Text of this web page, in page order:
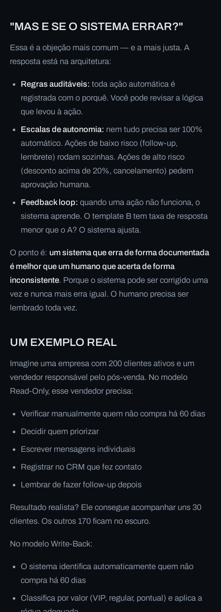
"MAS E SE O SISTEMA ERRAR?"
Essa é a objeção mais comum — e a mais justa. A
resposta está na arquitetura:
Regras auditáveis: toda ação automática é
registrada com o porquê. Você pode revisar a lógica
que levou à ação.
Escalas de autonomia: nem tudo precisa ser 100%
automático. Ações de baixo risco (follow-up,
lembrete) rodam sozinhas. Ações de alto risco
(desconto acima de 20%, cancelamento) pedem
aprovação humana.
Feedback loop: quando uma ação não funciona, o
sistema aprende. O template B tem taxa de resposta
menor que o A? O sistema ajusta.
O ponto é: um sistema que erra de forma documentada
é melhor que um humano que acerta de forma
inconsistente. Porque o sistema pode ser corrigido uma
vez e nunca mais erra igual. O humano precisa ser
lembrado toda vez.
UM EXEMPLO REAL
Imagine uma empresa com 200 clientes ativos e um
vendedor responsável pelo pós-venda. No modelo
Read-Only, esse vendedor precisa:
Verificar manualmente quem não compra há 60 dias
Decidir quem priorizar
Escrever mensagens individuais
Registrar no CRM que fez contato
Lembrar de fazer follow-up depois
Resultado realista? Ele consegue acompanhar uns 30
clientes. Os outros 170 ficam no escuro.
No modelo Write-Back:
O sistema identifica automaticamente quem não
compra há 60 dias
Classifica por valor (VIP, regular, pontual) e aplica a